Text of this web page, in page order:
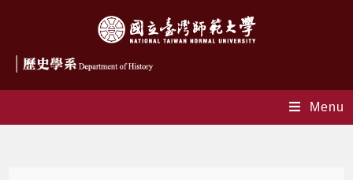
Menu